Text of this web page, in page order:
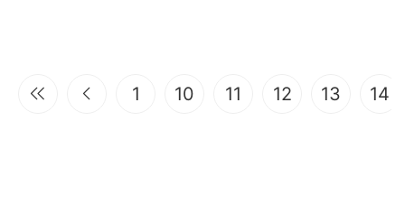
1 10 11 12 13 14